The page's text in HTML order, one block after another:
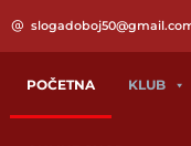
POČETNA KLUB